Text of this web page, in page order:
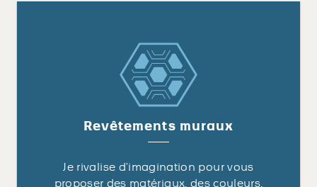
Revêtements muraux
Je rivalise d’imagination pour vous
proposer des matériaux, des couleurs,